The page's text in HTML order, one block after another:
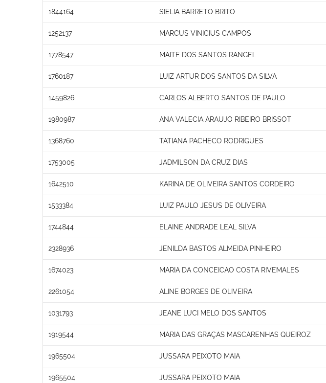
1844164 SIELIA BARRETO BRITO
1252137 MARCUS VINICIUS CAMPOS
1778547 MAITE DOS SANTOS RANGEL
1760187 LUIZ ARTUR DOS SANTOS DA SILVA
1459826 CARLOS ALBERTO SANTOS DE PAULO
1980987 ANA VALECIA ARAUJO RIBEIRO BRISSOT
1368760 TATIANA PACHECO RODRIGUES
1753005 JADMILSON DA CRUZ DIAS
1642510 KARINA DE OLIVEIRA SANTOS CORDEIRO
1533384 LUIZ PAULO JESUS DE OLIVEIRA
1744844 ELAINE ANDRADE LEAL SILVA
2328936 JENILDA BASTOS ALMEIDA PINHEIRO
1674023 MARIA DA CONCEICAO COSTA RIVEMALES
2261054 ALINE BORGES DE OLIVEIRA
1031793 JEANE LUCI MELO DOS SANTOS
1919544 MARIA DAS GRAÇAS MASCARENHAS QUEIROZ
1965504 JUSSARA PEIXOTO MAIA
1965504 JUSSARA PEIXOTO MAIA